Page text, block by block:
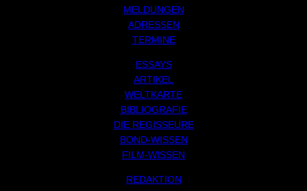
MELDUNGEN
ADRESSEN
TERMINE
ESSAYS
ARTIKEL
WELTKARTE
BIBLIOGRAFIE
DIE REGISSEURE
BOND-WISSEN
FILM-WISSEN
REDAKTION